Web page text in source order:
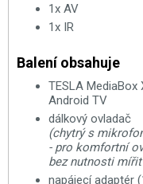
1x AV
1x IR
Balení obsahuje
TESLA
Android TV
dálkový ovladač
(chytrý s
- pro komfortní
bez nutnosti
napájecí adaptér